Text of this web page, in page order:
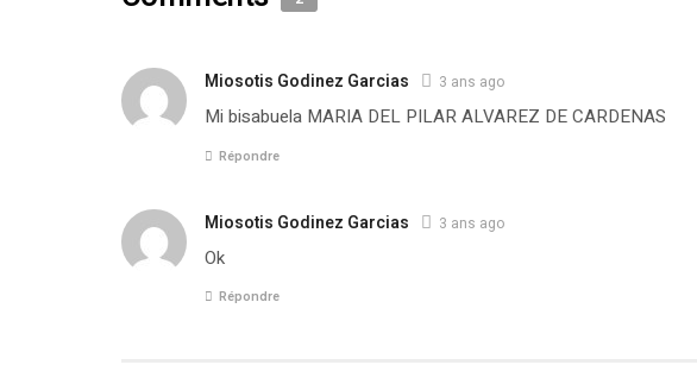
Miosotis Godinez Garcias 3 ans ago
Mi bisabuela MARIA DEL PILAR ALVAREZ DE CARDENAS
Répondre
Miosotis Godinez Garcias 3 ans ago
Ok
Répondre